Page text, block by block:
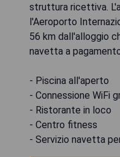
struttura ricettiva.
l'Aeroporto
56 km dall'alloggio
navetta a
- Piscina all'aperto
- Connessione WiFi
- Ristorante in loco
- Centro fitness
- Servizio navetta